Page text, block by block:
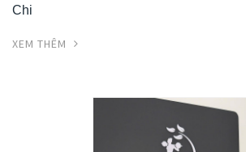
Chi
XEM THÊM